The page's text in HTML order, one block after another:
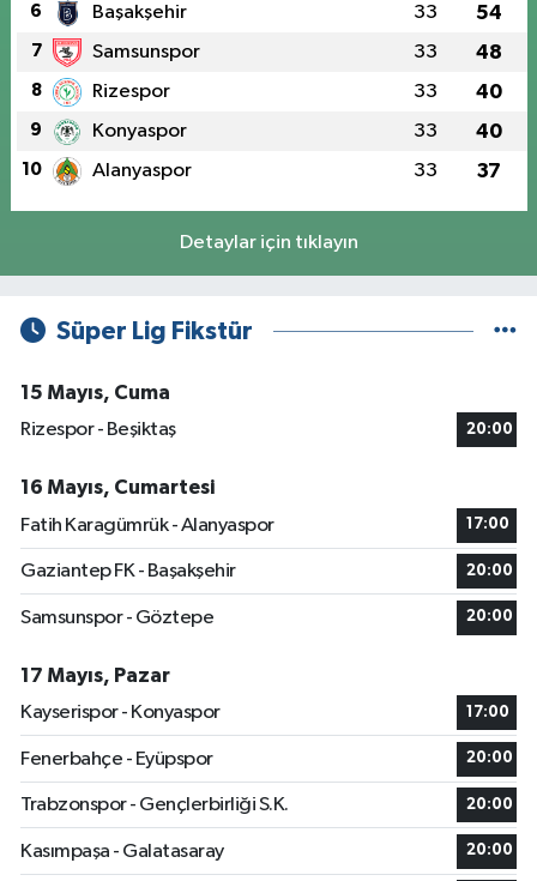
6 Başakşehir 33 54
7 Samsunspor 33 48
8 Rizespor 33 40
9 Konyaspor 33 40
10 Alanyaspor 33 37
Detaylar için tıklayın
Süper Lig Fikstür
15 Mayıs, Cuma
Rizespor - Beşiktaş
20:00
16 Mayıs, Cumartesi
Fatih Karagümrük - Alanyaspor
17:00
Gaziantep FK - Başakşehir 20:00
Samsunspor - Göztepe 20:00
17 Mayıs, Pazar
Kayserispor - Konyaspor
17:00
Fenerbahçe - Eyüpspor 20:00
Trabzonspor - Gençlerbirliği S.K. 20:00
Kasımpaşa - Galatasaray 20:00